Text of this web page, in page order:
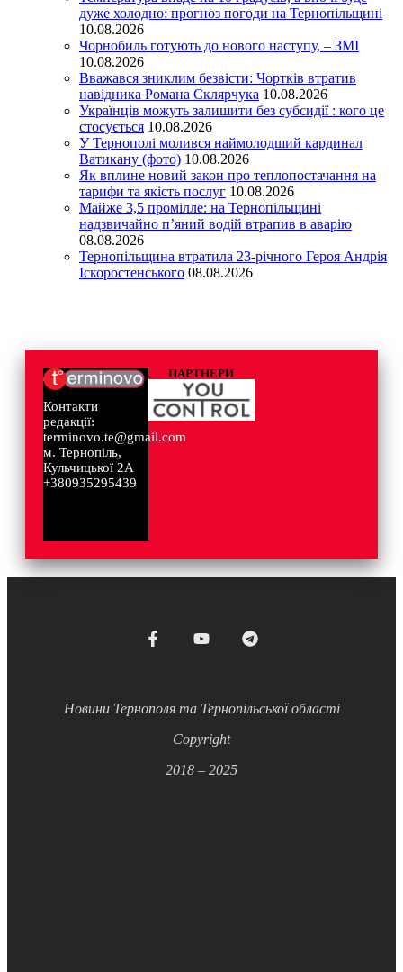
дуже холодно: прогноз погоди на Тернопільщині
10.08.2026
Чорнобиль готують до нового наступу, – ЗМІ
10.08.2026
Вважався зниклим безвісти: Чортків втратив
навідника Романа Склярчука 10.08.2026
Українців можуть залишити без субсидії : кого це
стосується 10.08.2026
У Тернополі молився наймолодший кардинал
Ватикану (фото) 10.08.2026
Як вплине новий закон про теплопостачання на
тарифи та якість послуг 10.08.2026
Майже 3,5 промілле: на Тернопільщині
надзвичайно п’яний водій втрапив в аварію
08.08.2026
Тернопільщина втратила 23-річного Героя Андрія
Іскоростенського 08.08.2026
Контакти
редакції:
terminovo.te@gmail.com
м. Тернопіль,
Кульчицької 2А
+380935295439
ПАРТНЕРИ
Новини Тернополя та Тернопільської області
Copyright
2018 – 2025